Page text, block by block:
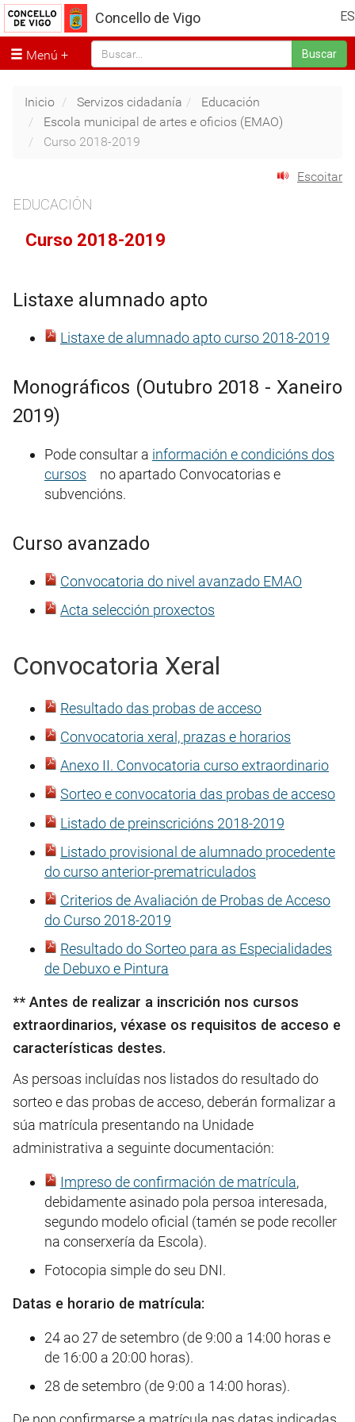
ES
Concello de Vigo
Menú Buscar
Inicio Servizos cidadanía
Educación
Escola municipal de artes e oficios (EMAO)
Curso 2018-2019
Escoitar
EDUCACIÓN
Curso 2018-2019
Listaxe alumnado apto
Listaxe de alumnado apto curso 2018-2019
Monográficos (Outubro 2018 - Xaneiro
2019)
Pode consultar a información e condicións dos
cursos
no apartado Convocatorias e
subvencións.
Curso avanzado
Convocatoria do nivel avanzado EMAO
Acta selección proxectos
Convocatoria Xeral
Resultado das probas de acceso
Convocatoria xeral, prazas e horarios
Anexo II. Convocatoria curso extraordinario
Sorteo e convocatoria das probas de acceso
Listado de preinscricións 2018-2019
Listado provisional de alumnado procedente
do curso anterior-prematriculados
Criterios de Avaliación de Probas de Acceso
do Curso 2018-2019
Resultado do Sorteo para as Especialidades
de Debuxo e Pintura
** Antes de realizar a inscrición nos cursos
extraordinarios, véxase os requisitos de acceso e
características destes.
As persoas incluídas nos listados do resultado do
sorteo e das probas de acceso, deberán formalizar a
súa matrícula presentando na Unidade
administrativa a seguinte documentación:
Impreso de confirmación de matrícula,
debidamente asinado pola persoa interesada,
segundo modelo oficial (tamén se pode recoller
na conserxería da Escola).
Fotocopia simple do seu DNI.
Datas e horario de matrícula:
24 ao 27 de setembro (de 9:00 a 14:00 horas e
de 16:00 a 20:00 horas).
28 de setembro (de 9:00 a 14:00 horas).